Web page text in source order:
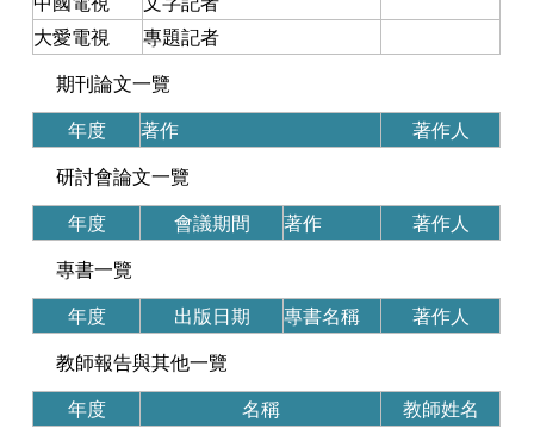
大愛電視
專題記者
期刊論文一覽
年度
著作
著作人
研討會論文一覽
年度
會議期間 著作
著作人
專書一覽
年度
出版日期 專書名稱
著作人
教師報告與其他一覽
年度
名稱
教師姓名